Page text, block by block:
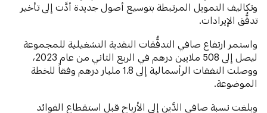
وتكاليف التمويل المرتبطة بتوسيع أصول جديدة أدَّت إلى تأخير
تدفُّق الإيرادات.
واستمر ارتفاع صافي التدفُّقات النقدية التشغيلية للمجموعة
ليصل إلى 508 ملايين درهم في الربع الثاني من عام 2023،
ووصلت النفقات الرأسمالية إلى 1.8 مليار درهم وفقاً للخطة
الموضوعة.
وبلغت نسبة صافي الدَّين إلى الأرباح قبل استقطاع الفوائد